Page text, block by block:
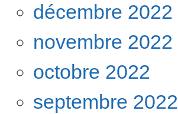
décembre 2022
novembre 2022
octobre 2022
septembre 2022